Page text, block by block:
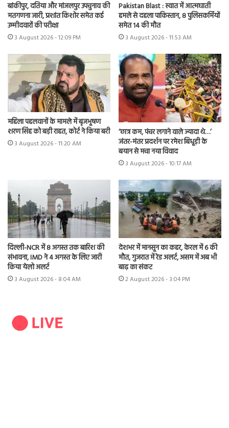
बांकीपुर, दतिया और मांजलपुर उपचुनाव की
मतगणना जारी, प्रशांत किशोर समेत कई
उम्मीदवारों की परीक्षा
3 August 2026 - 12:09 PM
Pakistan Blast : स्वात में आत्मघाती
हमले से दहला पाकिस्तान, 8 पुलिसकर्मियों
समेत 14 की मौत
3 August 2026 - 11:53 AM
महिला पहलवानों के मामले में बृजभूषण
शरण सिंह को बड़ी राहत, कोर्ट ने किया बरी
3 August 2026 - 11:20 AM
‘छात्र कम, पंचर लगाने वाले ज्यादा थे…’
जंतर-मंतर प्रदर्शन पर रमेश बिधूड़ी के
बयान से मचा नया विवाद
3 August 2026 - 10:17 AM
दिल्ली-NCR में 8 अगस्त तक बारिश की
संभावना, IMD ने 4 अगस्त के लिए जारी
किया येलो अलर्ट
3 August 2026 - 8:04 AM
देशभर में मानसून का कहर, केरल में 6 की
मौत, गुजरात में रेड अलर्ट, असम में अब भी
बाढ़ का संकट
2 August 2026 - 3:04 PM